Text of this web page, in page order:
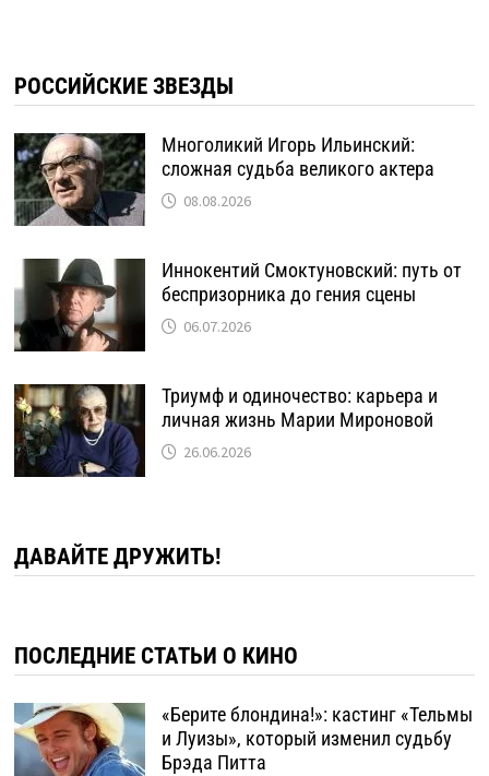
РОССИЙСКИЕ ЗВЕЗДЫ
Многоликий Игорь Ильинский:
сложная судьба великого актера
08.08.2026
Иннокентий Смоктуновский: путь от
беспризорника до гения сцены
06.07.2026
Триумф и одиночество: карьера и
личная жизнь Марии Мироновой
26.06.2026
ДАВАЙТЕ ДРУЖИТЬ!
ПОСЛЕДНИЕ СТАТЬИ О КИНО
«Берите блондина!»: кастинг «Тельмы
и Луизы», который изменил судьбу
Брэда Питта